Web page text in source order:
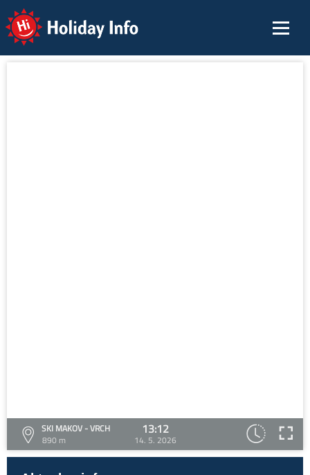
Holiday Info
SKI MAKOV - VRCH
890 m
13:12
14. 5. 2026